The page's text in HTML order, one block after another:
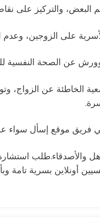
البعض، والتركيز على
على الزوجين،
عن الصحة النفسية
الخاطئة عن الزواج،
فريق موقع إسأل سواء
والأصدقاء.طلب
أونلاين بسرية تامة